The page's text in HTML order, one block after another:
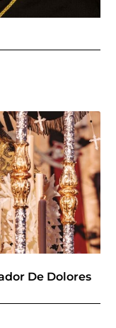
De Dolores